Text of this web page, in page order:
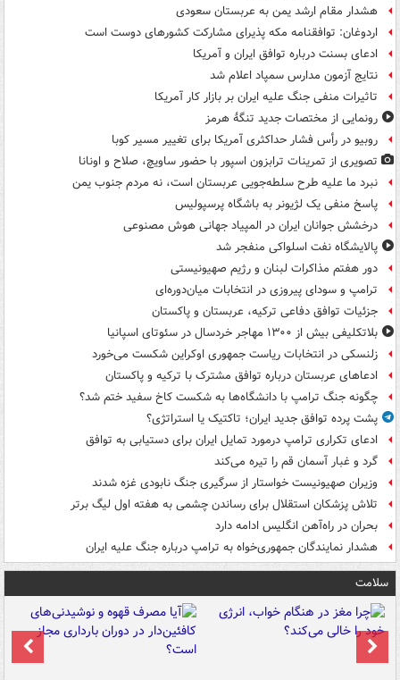
هشدار مقام ارشد یمن به عربستان سعودی
اردوغان: توافقنامه مکه پذیرای مشارکت کشورهای دوست است
ادعای بسنت درباره توافق ایران و آمریکا
نتایج آزمون مدارس سمپاد اعلام شد
تاثیرات منفی جنگ علیه ایران بر بازار کار آمریکا
رونمایی از مختصات جدید تنگۀ هرمز
روبیو در رأس فشار حداکثری آمریکا برای تغییر مسیر کوبا
تصویری از تمرینات ترابزون اسپور با حضور ساویچ، صلاح و اونانا
نبرد ما علیه طرح سلطه‌جویی عربستان است، نه مردم جنوب یمن
پاسخ منفی یک لژیونر به باشگاه پرسپولیس
درخشش جوانان ایران در المپیاد جهانی هوش مصنوعی
پالایشگاه نفت اسلواکی منفجر شد
دور هفتم مذاکرات لبنان و رژیم صهیونیستی
ترامپ و سودای پیروزی در انتخابات میان‌دوره‌ای
جزئیات توافق دفاعی ترکیه، عربستان و پاکستان
بلاتکلیفی بیش از ۱۳۰۰ مهاجر خردسال در سئوتای اسپانیا
زلنسکی در انتخابات ریاست جمهوری اوکراین شکست می‌خورد
ادعاهای عربستان درباره توافق مشترک با ترکیه و پاکستان
چگونه جنگ ترامپ با دانشگاه‌ها به شکست کاخ سفید ختم شد؟
پشت پرده توافق جدید ایران؛ تاکتیک یا استراتژی؟
ادعای تکراری ترامپ درمورد تمایل ایران برای دستیابی به توافق
گرد و غبار آسمان قم را تیره می‌کند
وزیران صهیونیست خواستار از سرگیری جنگ نابودی غزه شدند
تلاش پزشکان استقلال برای رساندن چشمی به هفته اول لیگ برتر
بحران در راه‌آهن انگلیس ادامه دارد
هشدار نمایندگان جمهوری‌خواه به ترامپ درباره جنگ علیه ایران
سلامت